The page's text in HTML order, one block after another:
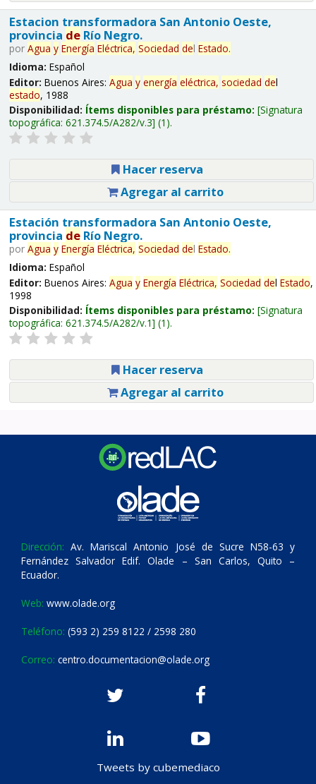
Estacion transformadora San Antonio Oeste,
provincia deRío Negro.
por Agua y Energía Eléctrica, Sociedad del Estado.
Idioma: Español
Editor: Buenos Aires: Agua y energía eléctrica, sociedad del
estado, 1988
Disponibilidad: Ítems disponibles para préstamo: Signatura
topográfica: 621.374.5/A282/v.3 (1).
Hacer reserva
Agregar al carrito
Estación transformadora San Antonio Oeste,
provincia deRío Negro.
por Agua y Energía Eléctrica, Sociedad del Estado.
Idioma: Español
Editor: Buenos Aires: Agua y Energía Eléctrica, Sociedad del Estado,
1998
Disponibilidad: Ítems disponibles para préstamo: Signatura
topográfica: 621.374.5/A282/v.1 (1).
Hacer reserva
Agregar al carrito
Dirección: Av. Mariscal Antonio José de Sucre N58-63 y
Fernández Salvador Edif. Olade – San Carlos, Quito –
Ecuador.
Web: www.olade.org
Teléfono: (593 2) 259 8122 / 2598 280
Correo: centro.documentacion@olade.org
Tweets by cubemediaco